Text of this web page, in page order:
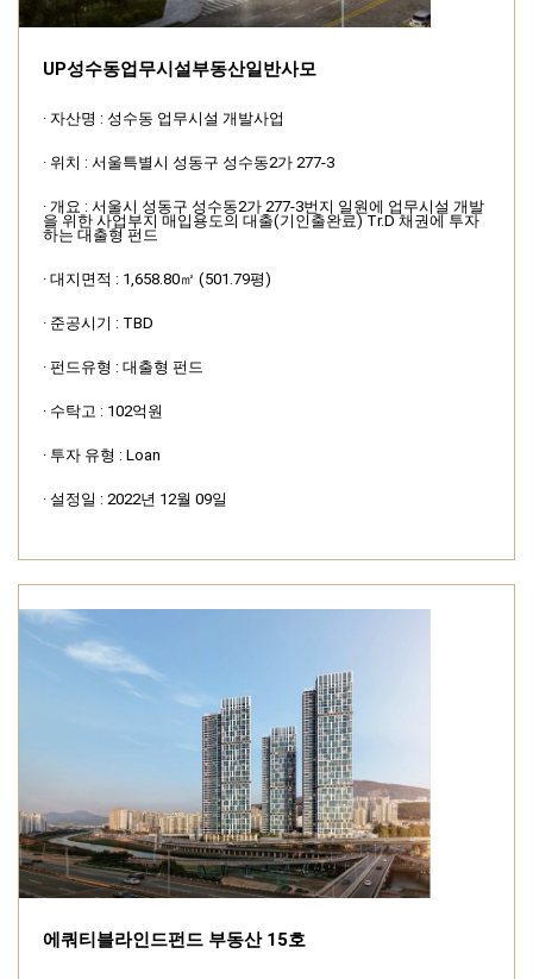
UP성수동업무시설부동산일반사모
· 자산명 : 성수동 업무시설 개발사업
· 위치 : 서울특별시 성동구 성수동2가 277-3
· 개요 : 서울시 성동구 성수동2가 277-3번지 일원에 업무시설 개발
을 위한 사업부지 매입용도의 대출(기인출완료) Tr.D 채권에 투자
하는 대출형 펀드
· 대지면적 : 1,658.80㎡ (501.79평)
· 준공시기 : TBD
· 펀드유형 : 대출형 펀드
· 수탁고 : 102억원
· 투자 유형 : Loan
· 설정일 : 2022년 12월 09일
에쿼티블라인드펀드 부동산 15호